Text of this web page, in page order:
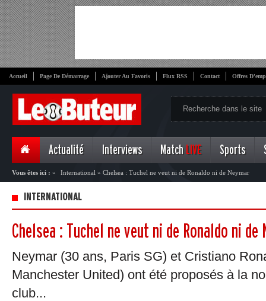
Accueil Page De Démarrage Ajouter Au Favoris Flux RSS Contact Offres
Actualité Interviews Match LIVE Sports
Vous êtes ici : » International » Chelsea : Tuchel ne veut ni de Ronaldo ni de Neymar
INTERNATIONAL
Chelsea : Tuchel ne veut ni de Ronaldo ni de
Neymar (30 ans, Paris SG) et Cristiano
Manchester United) ont été proposés à la
club...